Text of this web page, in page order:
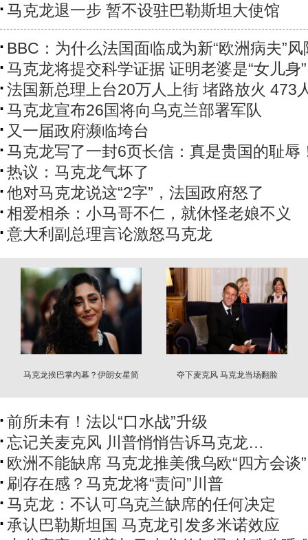
马克龙退一步 暂不设驻巴勒斯坦大使馆
BBC：为什么法国面临成为新“欧洲病夫”风
马克龙将提交科学证据 证明老婆是“女儿身”
法国新总理上台20万人上街 堵路放火 473
马克龙宣布26国将向乌克兰部署军队
又一届政府濒临垮台
马克龙写了一封6页长信：真是贵国的耻辱
热议：马克龙气坏了
他对马克龙说这“2字”，法国政府怒了
相爱相杀：小马哥不仁，就休怪老娘不义
意大利副总理言论激怒马克龙
马克龙挨巴掌内幕？伊朗女星简
夺下麦克风 马克龙当场翻脸
前所未有！法以“口水战”升级
忘记关麦克风 川普悄悄告诉马克龙…
欧洲不能缺席 马克龙推美俄乌欧“四方会谈”
刷存在感？马克龙将“责问”川普
马克龙：不认可乌克兰缺席的任何决定
承认巴勒斯坦国 马克龙引发多米诺效应